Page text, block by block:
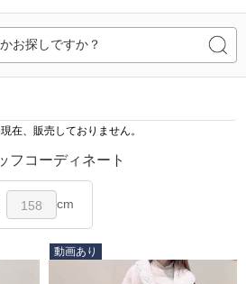
お探しですか？
在、販売しておりません。
フコーディネート
158 cm
動画あり